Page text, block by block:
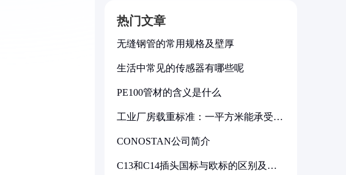
热门文章
无缝钢管的常用规格及壁厚
生活中常见的传感器有哪些呢
PE100管材的含义是什么
工业厂房载重标准：一平方米能承受多
CONOSTAN公司简介
C13和C14插头国标与欧标的区别及其